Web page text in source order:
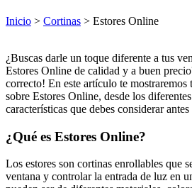
Inicio > Cortinas > Estores Online
¿Buscas darle un toque diferente a tus
Estores Online de calidad y a buen
correcto! En este artículo te mostraremos
sobre Estores Online, desde los
características que debes considerar
¿Qué es Estores Online?
Los estores son cortinas enrollables que
ventana y controlar la entrada de luz en